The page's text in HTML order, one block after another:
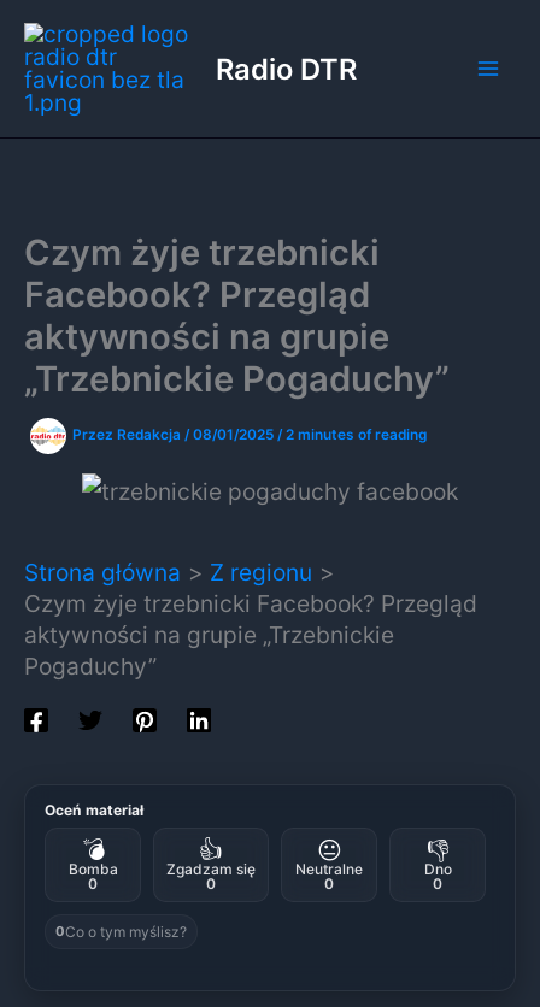
Przejdź
do
treści
Radio DTR
Czym żyje trzebnicki
Facebook? Przegląd
aktywności na grupie
„Trzebnickie Pogaduchy”
Przez Redakcja /08/01/2025 /2 minutes of reading
Strona główna
Z regionu
Czym żyje trzebnicki Facebook? Przegląd
aktywności na grupie „Trzebnickie
Pogaduchy”
Oceń materiał
💣
Bomba
0
👍
Zgadzam się
0
😐
Neutralne
0
👎
Dno
0
0Co o tym myślisz?